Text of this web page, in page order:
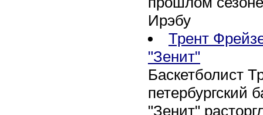
Ирэбу
Трент
"Зенит"
Баскетболист
петербургский
"Зенит"